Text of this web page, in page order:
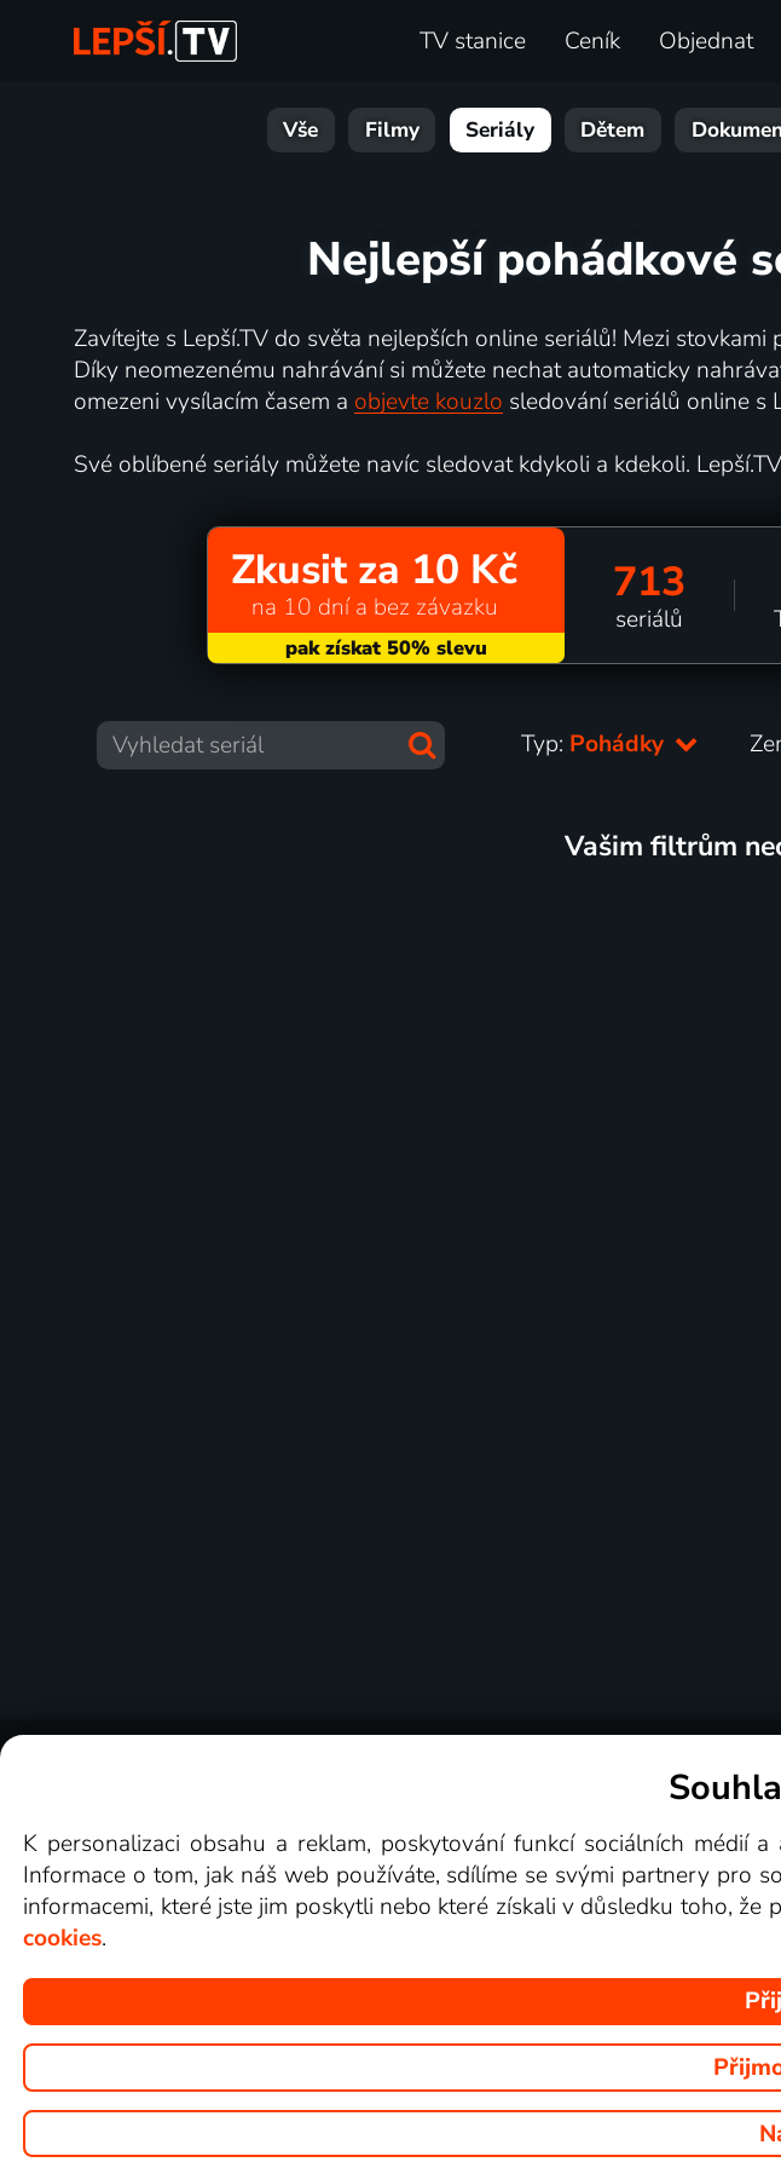
TV stanice Ceník Objednat
Vše Filmy Seriály Dětem
Nejlepší pohádkové
Zavítejte s Lepší.TV do světa nejlepších online seriálů! Mezi
Díky neomezenému nahrávání si můžete nechat automaticky
omezeni vysílacím časem a objevte kouzlo sledování seriálů online s
Své oblíbené seriály můžete navíc sledovat kdykoli a kdekoli.
Zkusit za 10 Kč
na 10 dní a bez závazku 713
seriálů
Typ: Pohádky
Vašim filtrům
Copyright © goNET s.r.o. Na tomto webu jsou
K personalizaci obsahu a reklam, poskytování funkcí sociálních médií
Informace o tom, jak náš web používáte, sdílíme se svými partnery pro
informacemi, které jste jim poskytli nebo které získali v důsledku toho, že
cookies.